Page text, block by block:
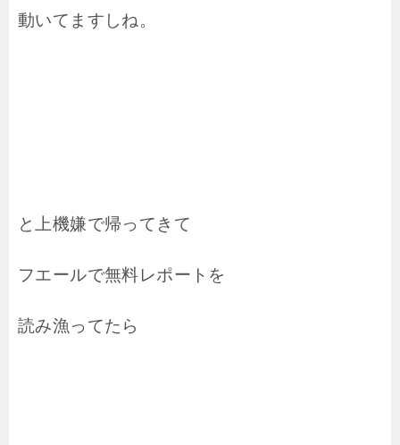
動いてますしね。
と上機嫌で帰ってきて
フエールで無料レポートを
読み漁ってたら